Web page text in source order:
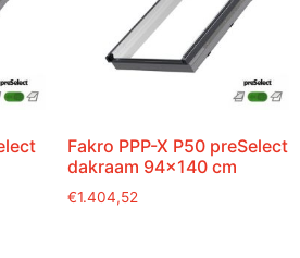
Fakro PPP-X P50 preSelect
dakraam 94×140 cm
€1.404,52